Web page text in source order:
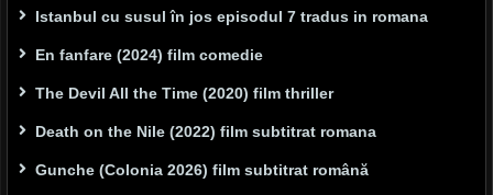
Istanbul cu susul în jos episodul 7 tradus in romana
En fanfare (2024) film comedie
The Devil All the Time (2020) film thriller
Death on the Nile (2022) film subtitrat romana
Gunche (Colonia 2026) film subtitrat română